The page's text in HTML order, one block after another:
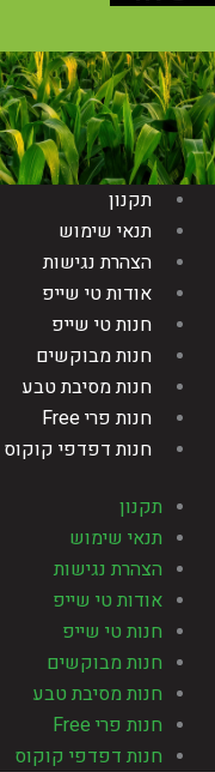
תקנון
תנאי שימוש
הצהרת נגישות
אודות טי שייפ
חנות טי שייפ
חנות מבוקשים
חנות מסיבת טבע
חנות פרי Free
חנות דפדפי קוקוס
תקנון
תנאי שימוש
הצהרת נגישות
אודות טי שייפ
חנות טי שייפ
חנות מבוקשים
חנות מסיבת טבע
חנות פרי Free
חנות דפדפי קוקוס